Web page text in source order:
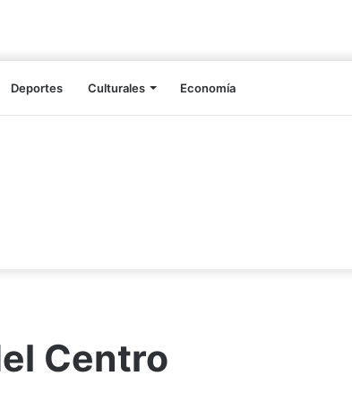
Deportes Culturales Economía
Centro